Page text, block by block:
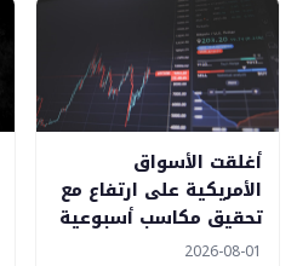
أغلقت الأسواق
الأمريكية على ارتفاع مع
تحقيق مكاسب أسبوعية
2026-08-01